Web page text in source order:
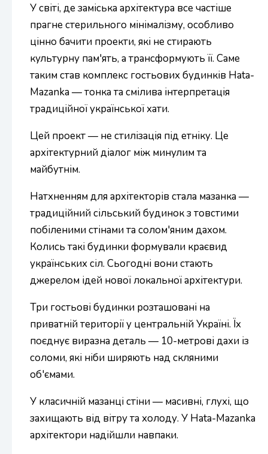
У світі, де заміська архітектура все частіше
прагне стерильного мінімалізму, особливо
цінно бачити проекти, які не стирають
культурну пам'ять, а трансформують її. Саме
таким став комплекс гостьових будинків Hata-
Mazanka — тонка та смілива інтерпретація
традиційної української хати.
Цей проект — не стилізація під етніку. Це
архітектурний діалог між минулим та
майбутнім.
Натхненням для архітекторів стала мазанка —
традиційний сільський будинок з товстими
побіленими стінами та солом'яним дахом.
Колись такі будинки формували краєвид
українських сіл. Сьогодні вони стають
джерелом ідей нової локальної архітектури.
Три гостьові будинки розташовані на
приватній території у центральній Україні. Їх
поєднує виразна деталь — 10-метрові дахи із
соломи, які ніби ширяють над скляними
об'ємами.
У класичній мазанці стіни — масивні, глухі, що
захищають від вітру та холоду. У Hata-Mazanka
архітектори надійшли навпаки.